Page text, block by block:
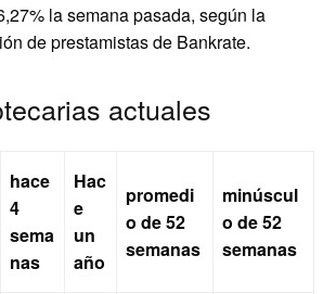
la semana pasada, según la
de prestamistas de Bankrate.
actuales
hace
4
sema
nas
Hac
e
un
año
promedi
o de 52
semanas
minúscul
o de 52
semanas